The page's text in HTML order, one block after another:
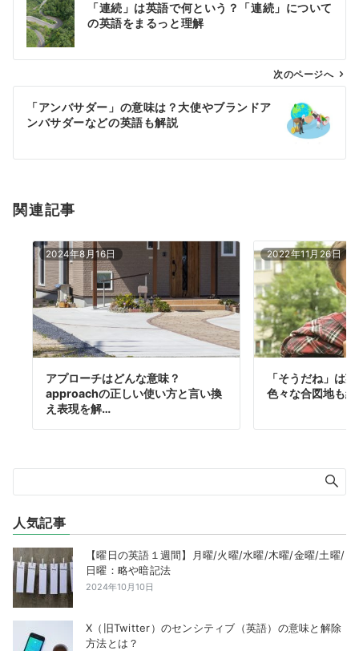
ビ
ン
「連続」は英語で何という？「連続」について
の英語をまるっと理解
次のページへ
「アンバサダー」の意味は？大使やブランドア
ンバサダーなどの英語も解説
関連記事
2024年8月16日
アプローチはどんな意味？
approachの正しい使い方と言い換
え表現を解…
2022年11月26日
「そうだね」は
色々な合図地も紹
人気記事
【曜日の英語１週間】月曜/火曜/水曜/木曜/金曜/土曜/
日曜：略や暗記法
2024年10月10日
X（旧Twitter）のセンシティブ（英語）の意味と解除
方法とは？